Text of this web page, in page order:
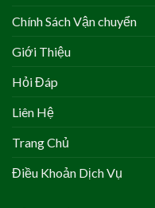
Chính Sách Vận chuyển
Giới Thiệu
Hỏi Đáp
Liên Hệ
Trang Chủ
Điều Khoản Dịch Vụ